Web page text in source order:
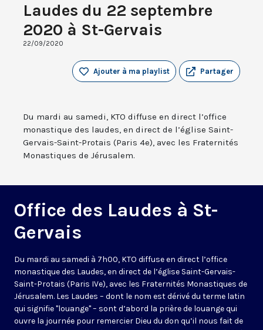
Laudes du 22 septembre
2020 à St-Gervais
22/09/2020
Partager
Ajouter à ma playlist
Du mardi au samedi, KTO diffuse en direct l’office
monastique des laudes, en direct de l’église Saint-
Gervais-Saint-Protais (Paris 4e), avec les Fraternités
Monastiques de Jérusalem.
Office des Laudes à St-
Gervais
Du mardi au samedi à 7h00, KTO diffuse en direct l’office
monastique des Laudes, en direct de l’église Saint-Gervais-
Saint-Protais (Paris IVe), avec les Fraternités Monastiques de
Jérusalem. Les Laudes – dont le nom est dérivé du terme latin
qui signifie "louange" – sont d’abord la prière de louange qui
ouvre la journée pour remercier Dieu du don qu’il nous fait de